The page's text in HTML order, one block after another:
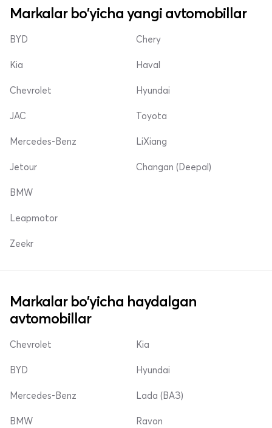
Markalar bo'yicha yangi avtomobillar
BYD
Kia
Chevrolet
Chery
Haval
Hyundai
JAC
Mercedes-Benz
Jetour
Toyota
LiXiang
Changan (Deepal)
BMW
Leapmotor
Zeekr
Markalar bo'yicha haydalgan
avtomobillar
Chevrolet
BYD
Mercedes-Benz
Kia
Hyundai
Lada (ВАЗ)
BMW Ravon